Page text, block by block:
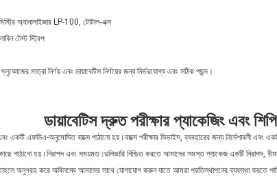
অ্যানালাইজার LP-100, টোটাল-এক্স
টেস্ট স্ট্রিপ
মাত্রা নির্ণয় এবং ডায়াবেটিস নির্ণয়ের জন্য নির্ভরযোগ্য এবং সঠিক পছন্দ।
ডায়াবেটিস দ্রুত পরীক্ষার প্যাকেজিং এবং
একটি এফডিএ-অনুমোদিত বাক্সে পাঠানো হয়।বাক্সে পরীক্ষার ডিভাইস, ব্যবহারের জন্য নির্দেশাবলী এবং
পাঠানো হয়।নিরাপদ এবং সময়মত ডেলিভারি নিশ্চিত করতে আমাদের সমস্ত প্যাকেজ একটি নিরাপদ,
অনুগ্রহ করে অবিলম্বে আমাদের সাথে যোগাযোগ করুন যাতে আমরা প্রতিস্থাপনের ব্যবস্থা করতে